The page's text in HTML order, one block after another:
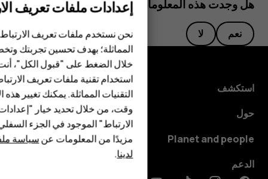
الهواتف الذكية
الهواتف المميزة
HMD Terra M
HMD DUB
HMD Watch
للأعمال
هل وجدت هذه المعلومات مفيدة؟
نعم لا
استكشف
حول
Planet and people
الدعم
إعدادات ملفات تعريف
نحن نستخدم ملفات تعريف
المماثلة؛ بهدف تحسين تجربتك
خلال الضغط على "قبول الكل"،
استخدام تقنية ملفات تعريف
التقنيات المماثلة. يمكنك تغيير
وقت، من خلال تحديد خيار
الارتباط" الموجود في الجزء
مزيدًا من المعلومات عنسياسة
لدينا.